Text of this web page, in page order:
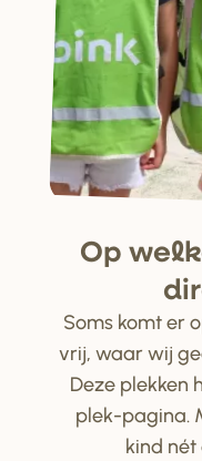
Op
dir
Soms komt er
vrij, waar wij
Deze plekken
plek-pagina.
kind nét